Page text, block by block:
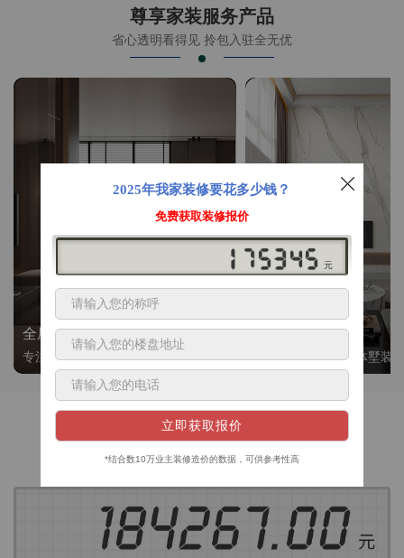
尊享家装服务产品
省心透明看得见 拎包入驻全无优
全屋整装
专注整装24年，高标准，选美迪 十年后仍爱我家
别墅大平层
高端私人定制，整体墅装
获取装修预算